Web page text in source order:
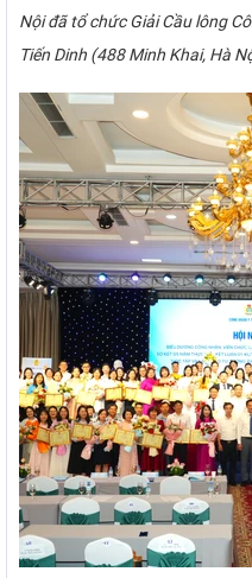
Nội đã tổ chức Giải Cầu lông
Tiến Dinh (488 Minh Khai, Hà